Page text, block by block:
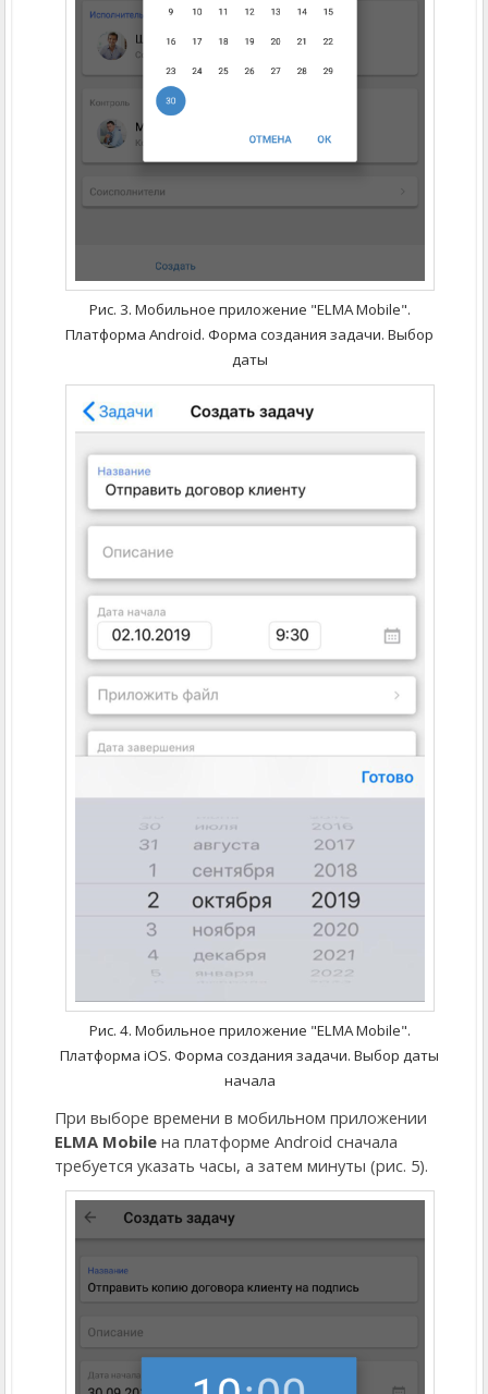
Рис. 3. Мобильное приложение "ELMA Mobile".
Платформа Android. Форма создания задачи. Выбор
даты
Рис. 4. Мобильное приложение "ELMA Mobile".
Платформа iOS. Форма создания задачи. Выбор даты
начала
При выборе времени в мобильном приложении
ELMA Mobile на платформе Android сначала
требуется указать часы, а затем минуты (рис. 5).